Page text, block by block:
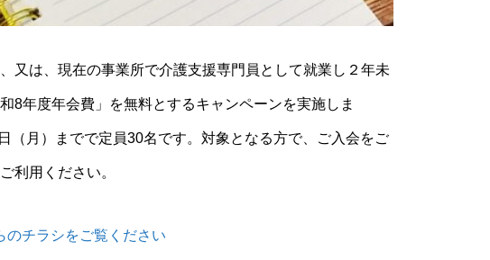
又は、現在の事業所で介護支援専門員として就業し２年未
8年度年会費」を無料とするキャンペーンを実施しま
月）までで定員30名です。対象となる方で、ご入会をご
利用ください。
のチラシをご覧ください